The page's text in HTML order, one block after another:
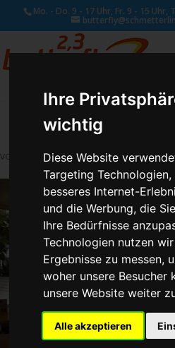
Ihre
wichtig
Diese Website
Targeting Technologien,
besseres Internet-
und die Werbung, die
Ihre Bedürfnisse
Technologien nutzen
Ergebnisse zu messen,
woher unsere Besucher
unsere Website weiter
Alle akzeptieren
Mo. - Do. 9 - 17 Uhr, Fr. 9 - 15 Uhr,
von Susan Naumann|Jan. 4, 2018